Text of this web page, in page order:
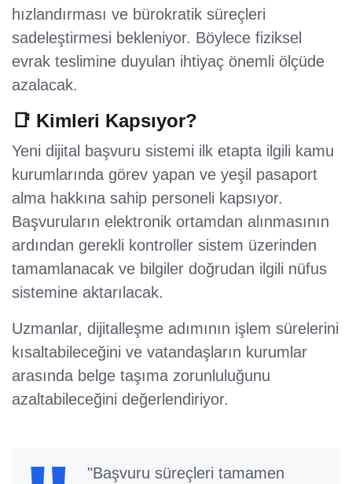
hızlandırması ve bürokratik süreçleri
sadeleştirmesi bekleniyor. Böylece fiziksel
evrak teslimine duyulan ihtiyaç önemli ölçüde
azalacak.
📑 Kimleri Kapsıyor?
Yeni dijital başvuru sistemi ilk etapta ilgili kamu
kurumlarında görev yapan ve yeşil pasaport
alma hakkına sahip personeli kapsıyor.
Başvuruların elektronik ortamdan alınmasının
ardından gerekli kontroller sistem üzerinden
tamamlanacak ve bilgiler doğrudan ilgili nüfus
sistemine aktarılacak.
Uzmanlar, dijitalleşme adımının işlem sürelerini
kısaltabileceğini ve vatandaşların kurumlar
arasında belge taşıma zorunluluğunu
azaltabileceğini değerlendiriyor.
"Başvuru süreçleri tamamen